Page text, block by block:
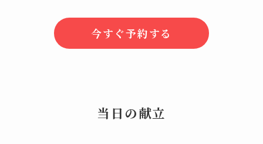
今すぐ予約する
当日の献立